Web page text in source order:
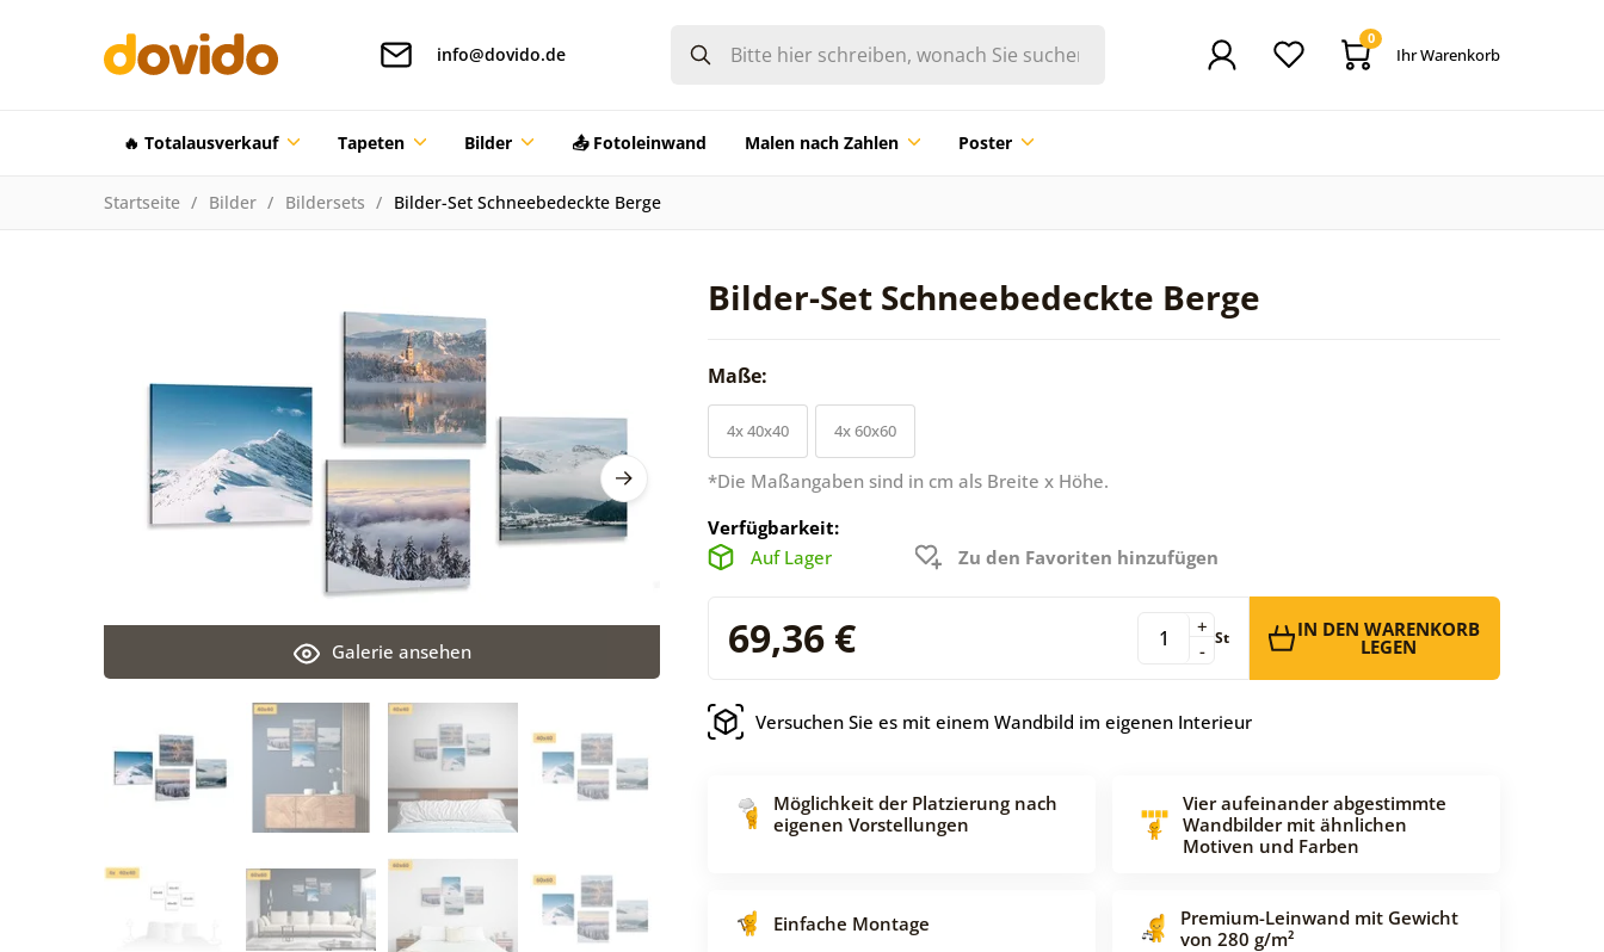
info@dovido.de
0
Ihr Warenkorb
🔥 Totalausverkauf Tapeten Bilder 📤 Fotoleinwand Malen nach Zahlen Poster
Startseite Bilder Bildersets Bilder-Set Schneebedeckte Berge
Bilder-Set Schneebedeckte Berge
Galerie ansehen
Maße:
4x 40x40 4x 60x60
*Die Maßangaben sind in cm als Breite x Höhe.
Verfügbarkeit:
Auf Lager
Zu den Favoriten hinzufügen
69,36 € -
+ St IN DEN WARENKORB
LEGEN
Versuchen Sie es mit einem Wandbild im eigenen Interieur
Möglichkeit der Platzierung nach
eigenen Vorstellungen
Vier aufeinander abgestimmte
Wandbilder mit ähnlichen
Motiven und Farben
Einfache Montage
Premium-Leinwand mit Gewicht
von 280 g/m²